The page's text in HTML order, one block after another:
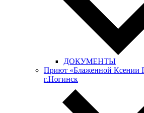
ДОКУМЕНТЫ
Приют «Блаженной Ксении
г.Ногинск